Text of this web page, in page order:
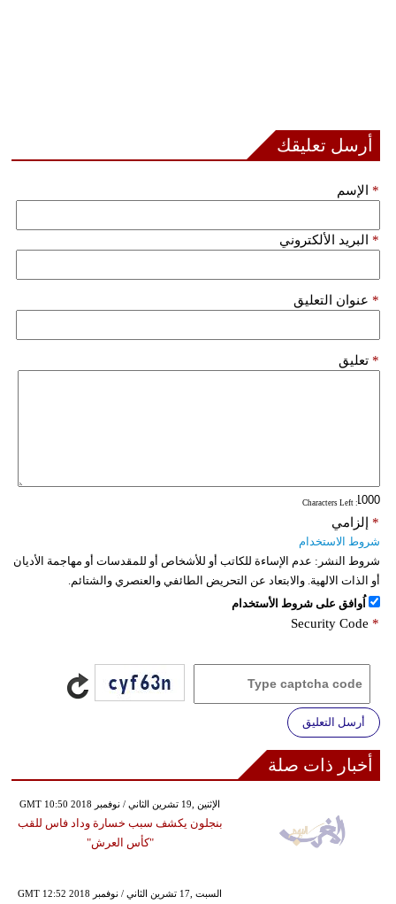
أرسل تعليقك
الإسم *
البريد الألكتروني *
عنوان التعليق *
تعليق *
: Characters Left
إلزامي *
شروط الاستخدام
شروط النشر: عدم الإساءة للكاتب أو للأشخاص أو للمقدسات أو مهاجمة الأديان
أو الذات الالهية. والابتعاد عن التحريض الطائفي والعنصري والشتائم.
اُوافق على شروط الأستخدام
Security Code *
أرسل التعليق
أخبار ذات صلة
GMT 10:50 2018 الإثنين ,19 تشرين الثاني / نوفمبر
بنجلون يكشف سبب خسارة وداد فاس للقب
"كأس العرش"
GMT 12:52 2018 السبت ,17 تشرين الثاني / نوفمبر